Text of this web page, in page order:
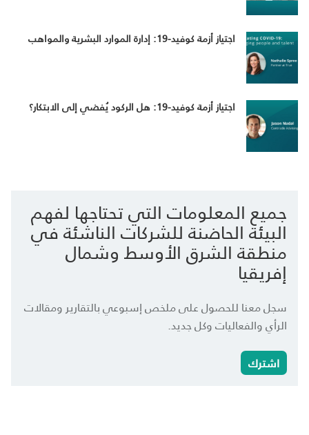
اجتياز أزمة كوفيد-19: إدارة الموارد البشرية والمواهب
اجتياز أزمة كوفيد-19: هل الركود يُفضي إلى الابتكار؟
جميع المعلومات التي تحتاجها لفهم
البيئة الحاضنة للشركات الناشئة في
منطقة الشرق الأوسط وشمال
إفريقيا
سجل معنا للحصول على ملخص إسبوعي بالتقارير ومقالات
الرأي والفعاليات وكل جديد.
اشترك